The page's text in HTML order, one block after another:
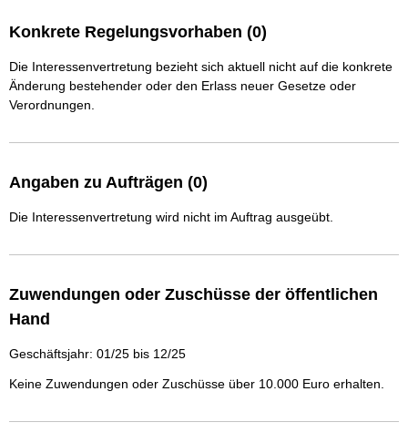
Konkrete Regelungsvorhaben (0)
Die Interessenvertretung bezieht sich aktuell nicht auf die konkrete
Änderung bestehender oder den Erlass neuer Gesetze oder
Verordnungen.
Angaben zu Aufträgen (0)
Die Interessenvertretung wird nicht im Auftrag ausgeübt.
Zuwendungen oder Zuschüsse der öffentlichen
Hand
Geschäftsjahr: 01/25 bis 12/25
Keine Zuwendungen oder Zuschüsse über 10.000 Euro erhalten.